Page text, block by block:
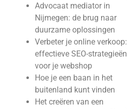
Advocaat mediator in
Nijmegen: de brug naar
duurzame oplossingen
Verbeter je online verkoop:
effectieve SEO-strategieën
voor je webshop
Hoe je een baan in het
buitenland kunt vinden
Het creëren van een